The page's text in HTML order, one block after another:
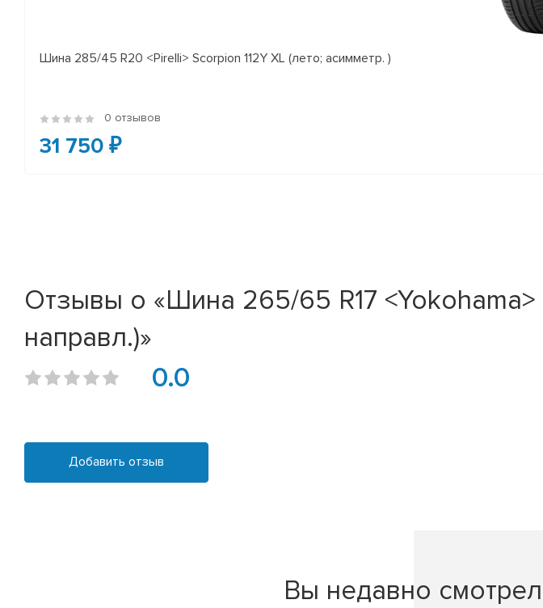
Шина 285/45 R20 <Pirelli> Scorpion 112Y XL (лето; асимметр. )
0 отзывов
31 750 ₽
Отзывы о «Шина 265/65 R17 <Yokohama>
направл.)»
0.0
Добавить отзыв
Вы недавно